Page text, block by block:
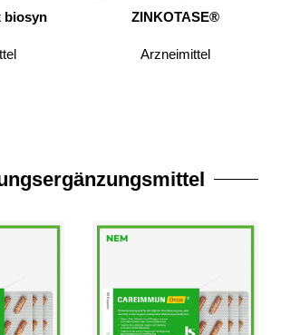
biosyn ZINKOTASE®
Arzneimittel